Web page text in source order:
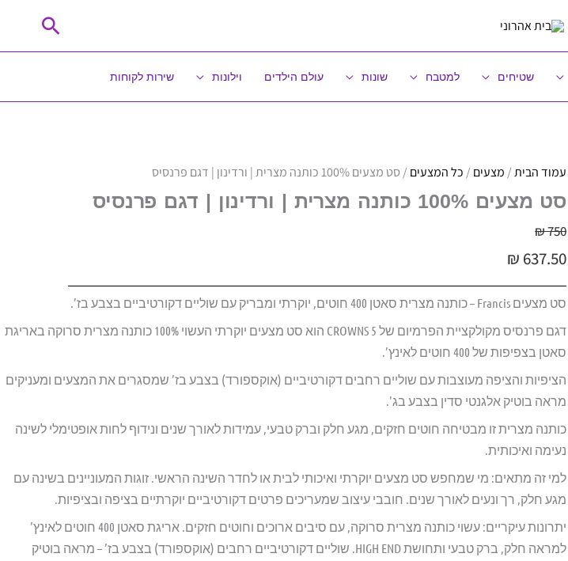
חיפוש
שטיחים למטבח שונות עולם הילדים וילונות שירות לקוחות
עמוד הבית/ מצעים / כל המצעים / סט מצעים 100% כותנה מצרית | ורדינון | דגם פרנסיס
סט מצעים 100% כותנה מצרית | ורדינון | דגם פרנסיס
₪750
₪ 637.50
סט מצעים Francis – כותנה מצרית סאטן 400 חוטים, יוקרתי ומבריק עם שוליים דקורטיביים בצבע בז’.
דגם פרנסיס מקולקציית הפרמיום של CROWNS 5 הוא סט מצעים יוקרתי העשוי 100% כותנה מצרית סרוקה באריגת
סאטן בצפיפות של 400 חוטים לאינץ’.
הציפיות והציפה מעוצבות עם שוליים רחבים דקורטיביים (אוקספורד) בצבע בז’ שמסגרים את המצעים ומעניקים
מראה בוטיק אלגנטי סדין בצבע בג'.
כותנה מצרית זו מבטיחה חוטים חזקים, מגע חלק וברק טבעי, עמידות לאורך שנים ונידוף לחות אופטימלי לשינה
נעימה ואיכותית.
למי זה מתאים: מי שמחפש סט מצעים יוקרתי ואיכותי לבית או לחדר השינה הראשי. זוגות המעוניינים בשינה עם
מגע חלק, רך ונעים לאורך שנים. חובבי עיצוב שמעריכים פרטים דקורטיביים יוקרתיים בציפה ובציפיות.
יתרונות עיקריים: עשוי כותנה מצרית סרוקה, עם סיבים ארוכים וחוטים חזקים. אריגת סאטן 400 חוטים לאינץ’
למראה חלק, ברק טבעי ותחושת HIGH END. שוליים דקורטיביים רחבים (אוקספורד) בצבע בז’ – מראה בוטיק